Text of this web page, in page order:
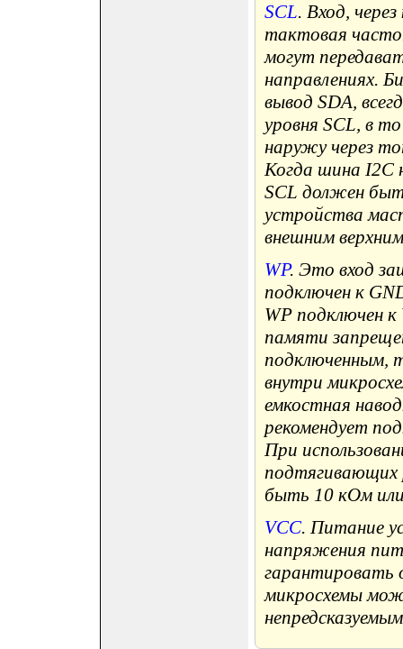
SCL. Вход,
тактовая
могут
направлениях.
вывод SDA,
уровня SCL, в
наружу через
Когда шина I2C
SCL должен
устройства
внешним
WP. Это вход
подключен к
WP подключен
памяти
подключенным,
внутри
емкостная
рекомендует
При
подтягивающих
быть 10 кОм
VCC. Питание
напряжения
гарантировать
микросхемы